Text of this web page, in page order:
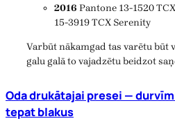
2016 Pantone 13-1520
15-3919 TCX Serenity
Varbūt nākamgad tas varētu būt
galu galā to vajadzētu beidzot
Oda drukātajai presei —
tepat blakus